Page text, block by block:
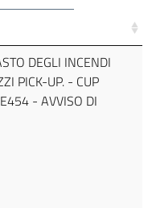
DEGLI INCENDI
PICK-UP. - CUP
- AVVISO DI